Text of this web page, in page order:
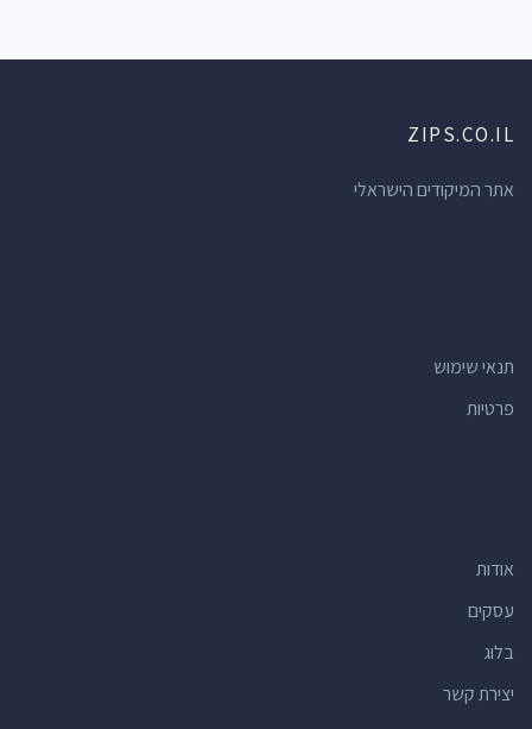
ZIPS.CO.IL
אתר המיקודים הישראלי
תנאי שימוש
פרטיות
אודות
עסקים
בלוג
יצירת קשר